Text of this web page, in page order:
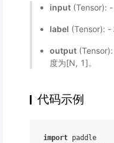
input (Tensor):
label (Tensor): -
output
度为[N, 1]。
代码示例
import paddle